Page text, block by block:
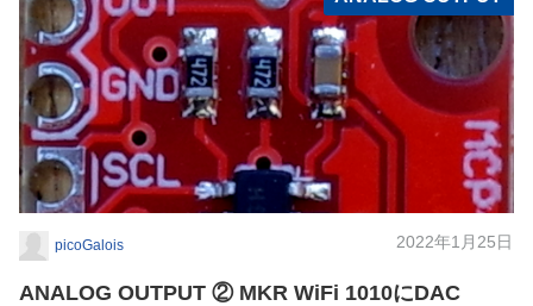
picoGalois 2022年1月25日
ANALOG OUTPUT ② MKR WiFi 1010にDAC